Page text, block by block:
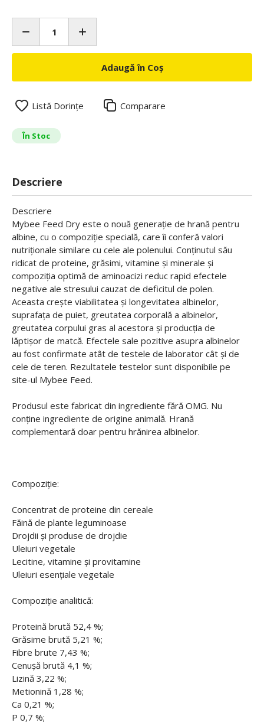
Adaugă în Coș
Listă Dorințe Comparare
În Stoc
Descriere
Descriere
Mybee Feed Dry este o nouă generație de hrană pentru
albine, cu o compoziție specială, care îi conferă valori
nutriționale similare cu cele ale polenului. Conținutul său
ridicat de proteine, grăsimi, vitamine și minerale și
compoziția optimă de aminoacizi reduc rapid efectele
negative ale stresului cauzat de deficitul de polen.
Aceasta crește viabilitatea și longevitatea albinelor,
suprafața de puiet, greutatea corporală a albinelor,
greutatea corpului gras al acestora și producția de
lăptișor de matcă. Efectele sale pozitive asupra albinelor
au fost confirmate atât de testele de laborator cât și de
cele de teren. Rezultatele testelor sunt disponibile pe
site-ul Mybee Feed.
Produsul este fabricat din ingrediente fără OMG. Nu
conține ingrediente de origine animală. Hrană
complementară doar pentru hrănirea albinelor.
Compoziție:
Concentrat de proteine din cereale
Făină de plante leguminoase
Drojdii și produse de drojdie
Uleiuri vegetale
Lecitine, vitamine și provitamine
Uleiuri esențiale vegetale
Compoziție analitică:
Proteină brută 52,4 %;
Grăsime brută 5,21 %;
Fibre brute 7,43 %;
Cenușă brută 4,1 %;
Lizină 3,22 %;
Metionină 1,28 %;
Ca 0,21 %;
P 0,7 %;